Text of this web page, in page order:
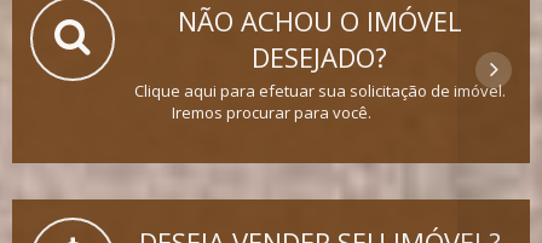
NÃO ACHOU O IMÓVEL
DESEJADO?
Clique aqui para efetuar sua solicitação de imóvel.
Iremos procurar para você.